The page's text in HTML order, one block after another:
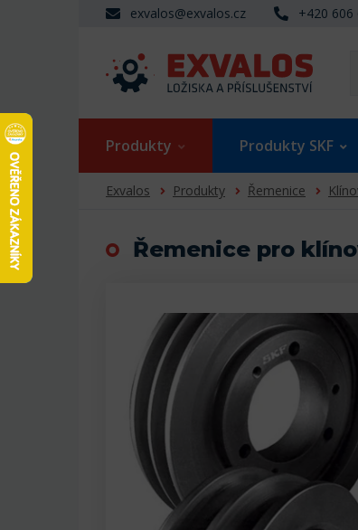
exvalos@exvalos.cz +420 606
Produkty Produkty SKF
Exvalos Produkty Řemenice
Řemenice pro